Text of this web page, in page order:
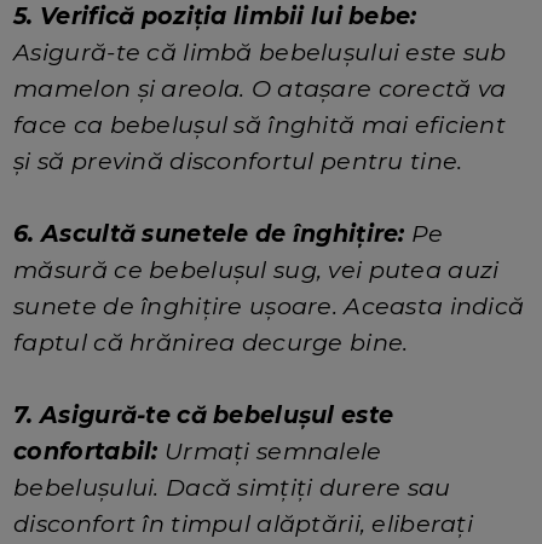
5. Verifică poziția limbii lui bebe:
Asigură-te că limbă bebelușului este sub
mamelon și areola. O atașare corectă va
face ca bebelușul să înghită mai eficient
și să prevină disconfortul pentru tine.
6. Ascultă sunetele de înghițire: Pe
măsură ce bebelușul sug, vei putea auzi
sunete de înghițire ușoare. Aceasta indică
faptul că hrănirea decurge bine.
7. Asigură-te că bebelușul este
confortabil: Urmați semnalele
bebelușului. Dacă simțiți durere sau
disconfort în timpul alăptării, eliberați